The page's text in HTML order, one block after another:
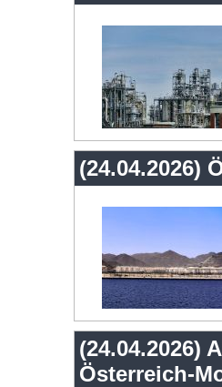
(24.04.2026)
(24.04.2026)
Österreich-